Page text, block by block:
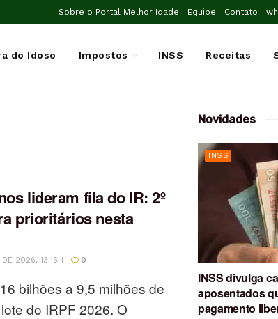
Sobre o Portal Melhor Idade Equipe Contato
do Idoso Impostos INSS Receitas
lideram fila do IR: 2º
prioritários nesta
2026, 13:15H 0
bilhões a 9,5 milhões de
do IRPF 2026. O
Novidades
INSS
INSS divulga
aposentados
pagamento